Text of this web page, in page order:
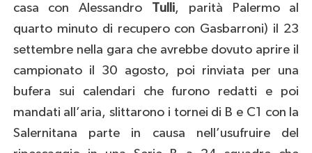
casa con Alessandro Tulli, parità Palermo al
quarto minuto di recupero con Gasbarroni) il 23
settembre nella gara che avrebbe dovuto aprire il
campionato il 30 agosto, poi rinviata per una
bufera sui calendari che furono redatti e poi
mandati all’aria, slittarono i tornei di B e C1 con la
Salernitana parte in causa nell’usufruire del